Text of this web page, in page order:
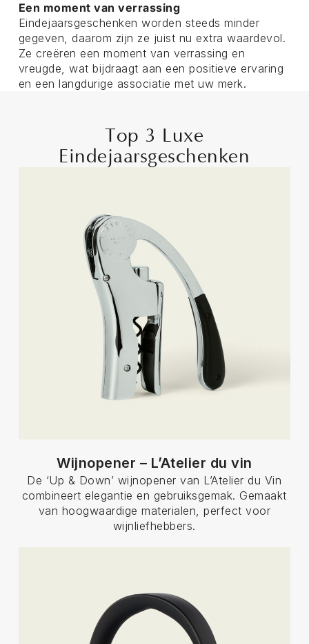
Een moment van verrassing
Eindejaarsgeschenken worden steeds minder
gegeven, daarom zijn ze juist nu extra waardevol.
Ze creëren een moment van verrassing en
vreugde, wat bijdraagt aan een positieve ervaring
en een langdurige associatie met uw merk.
Top 3 Luxe
Eindejaarsgeschenken
Wijnopener – L’Atelier du vin
De ‘Up & Down’ wijnopener van L’Atelier du Vin
combineert elegantie en gebruiksgemak. Gemaakt
van hoogwaardige materialen, perfect voor
wijnliefhebbers.